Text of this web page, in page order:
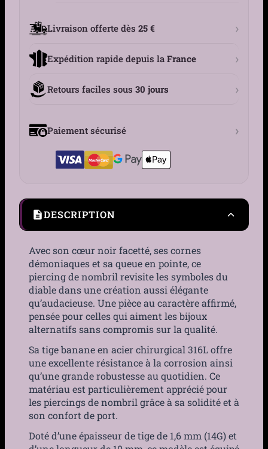
Livraison offerte dès 25 € ›
Expédition rapide depuis la France ›
Retours faciles sous 30 jours ›
Paiement sécurisé ›
DESCRIPTION
Avec son cœur noir facetté, ses cornes
démoniaques et sa queue en pointe, ce
piercing de nombril revisite les symboles du
diable dans une création aussi élégante
qu’audacieuse. Une pièce au caractère affirmé,
pensée pour celles qui aiment les bijoux
alternatifs sans compromis sur la qualité.
Sa tige banane en acier chirurgical 316L offre
une excellente résistance à la corrosion ainsi
qu’une grande robustesse au quotidien. Ce
matériau est particulièrement apprécié pour
les piercings de nombril grâce à sa solidité et à
son confort de port.
Doté d’une épaisseur de tige de 1,6 mm (14G) et